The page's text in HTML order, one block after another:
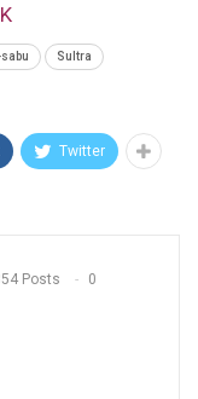
Sultra
Twitter
Posts 0